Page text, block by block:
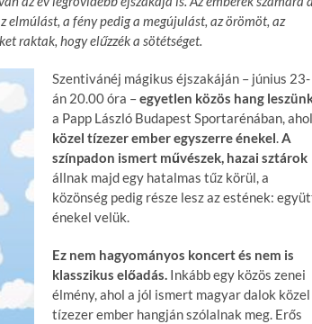
elmúlást, a fény pedig a megújulást, az örömöt, az
raktak, hogy elűzzék a sötétséget.
Szentivánéj mágikus éjszakáján – június 23-
án 20.00 óra –egyetlen közös hang
a Papp László Budapest Sportarénában, ahol
közel tízezer ember egyszerre énekel.A
színpadon ismert művészek, hazai sztárok
állnak majd egy hatalmas tűz körül, a
közönség pedig része lesz az estének:
énekel velük.
Ez nem hagyományos koncert és nem is
klasszikus előadás. Inkább egy közös zenei
élmény, ahol a jól ismert magyar dalok közel
tízezer ember hangján szólalnak meg. Erős